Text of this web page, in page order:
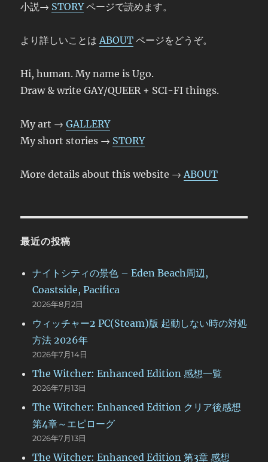
小説→ STORYページで読めます。
より詳しいことはABOUT ページをどうぞ。
Hi, human. My name is Ugo.
Draw & write GAY/QUEER + SCI-FI things.
My art →GALLERY
My short stories → STORY
More details about this website →ABOUT
最近の投稿
ナイトシティの景色 – Eden Beach周辺,
Coastside, Pacifica
2026年8月2日
ウィッチャー2 PC(Steam)版 起動しない時の対処
方法 2026年
2026年7月14日
The Witcher: Enhanced Edition 感想一覧
2026年7月13日
The Witcher: Enhanced Edition クリア後感想
第4章～エピローグ
2026年7月13日
The Witcher: Enhanced Edition 第3章 感想